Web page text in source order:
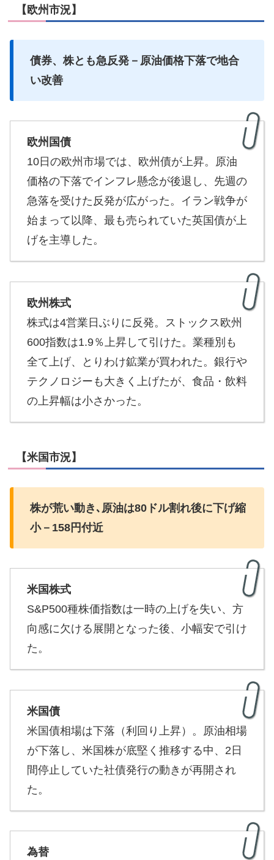
【欧州市況】
債券、株とも急反発－原油価格下落で地合
い改善
欧州国債
10日の欧州市場では、欧州債が上昇。原油
価格の下落でインフレ懸念が後退し、先週の
急落を受けた反発が広がった。イラン戦争が
始まって以降、最も売られていた英国債が上
げを主導した。
欧州株式
株式は4営業日ぶりに反発。ストックス欧州
600指数は1.9％上昇して引けた。業種別も
全て上げ、とりわけ鉱業が買われた。銀行や
テクノロジーも大きく上げたが、食品・飲料
の上昇幅は小さかった。
【米国市況】
株が荒い動き､原油は80ドル割れ後に下げ縮
小－158円付近
米国株式
S&P500種株価指数は一時の上げを失い、方
向感に欠ける展開となった後、小幅安で引け
た。
米国債
米国債相場は下落（利回り上昇）。原油相場
が下落し、米国株が底堅く推移する中、2日
間停止していた社債発行の動きが再開され
た。
為替